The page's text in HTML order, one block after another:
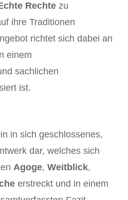
Rechtezu
ihre Traditionen
richtet sich dabei an
einem
sachlichen
ist.
in sich geschlossenes,
dar, welches sich
Agoge, Weitblick,
erstreckt und in einem